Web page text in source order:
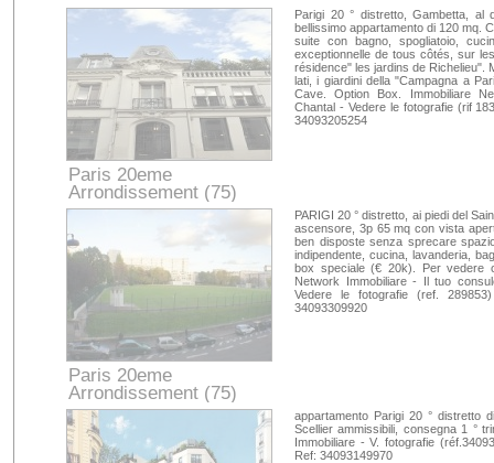
Rif.. Mandato: 75033 Rif: 75033
Paris 20eme
Arrondissement (75)
Paris
Parigi 20 ° distretto, Gambetta, al
bellissimo appartamento di 120 mq.
suite con bagno, spogliatoio,
exceptionnelle de tous côtés, sur
résidence" les jardins de Richelieu".
lati, i giardini della "Campagna a
Cave. Option Box. Immobiliare
Chantal - Vedere le fotografie (rif
34093205254
Paris 20eme
Arrondissement (75)
Paris
PARIGI 20 ° distretto, ai piedi del
ascensore, 3p 65 mq con vista
ben disposte senza sprecare
indipendente, cucina, lavanderia,
box speciale (€ 20k). Per vedere
Network Immobiliare - Il tuo
Vedere le fotografie (ref.
34093309920
appartamento Parigi 20 ° distretto
Scellier ammissibili, consegna 1 °
Immobiliare - V. fotografie
Ref: 34093149970